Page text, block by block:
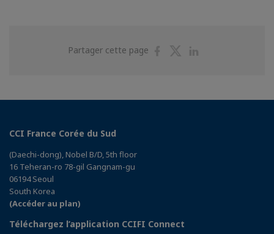
Partager cette page
PartagerPartager
CCI France Corée du Sud
(Daechi-dong), Nobel B/D, 5th floor
16 Teheran-ro 78-gil Gangnam-gu
06194 Seoul
South Korea
(Accéder au plan)
Téléchargez l’application CCIFI Connect